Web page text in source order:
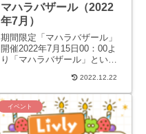
マハラバザール（2022
年7月）
期間限定「マハラバザール」
開催2022年7月15日00：00よ
り「マハラバザール」という
ます。2022年7月11日からお
さんぽストリー...
2022.12.22
イベント